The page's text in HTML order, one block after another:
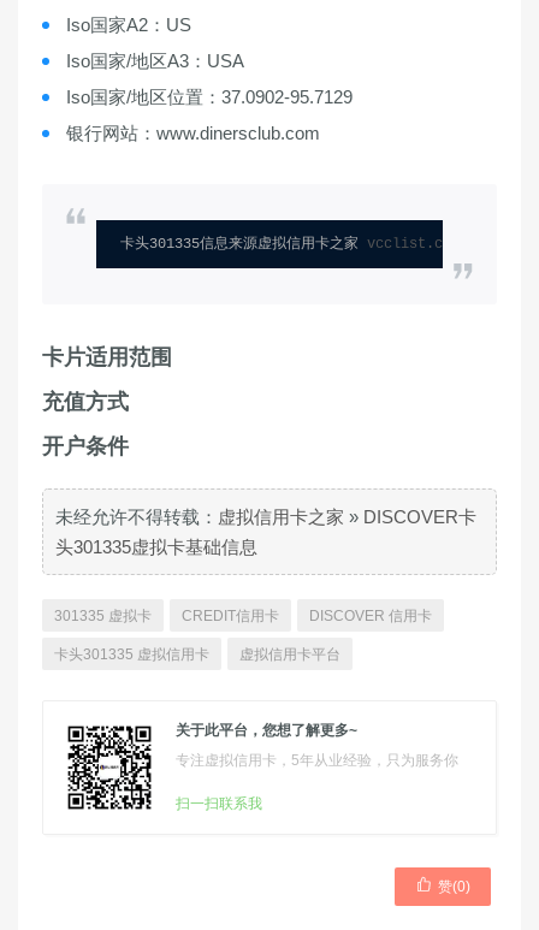
Iso国家A2：US
Iso国家/地区A3：USA
Iso国家/地区位置：37.0902-95.7129
银行网站：www.dinersclub.com
卡头301335信息来源虚拟信用卡之家 vcclist.com
卡片适用范围
充值方式
开户条件
未经允许不得转载： 虚拟信用卡之家 » DISCOVER卡
头301335虚拟卡基础信息
301335 虚拟卡 CREDIT信用卡 DISCOVER 信用卡
卡头301335 虚拟信用卡 虚拟信用卡平台
关于此平台，您想了解更多~
专注虚拟信用卡，5年从业经验，只为服务你
扫一扫联系我
 赞(0)